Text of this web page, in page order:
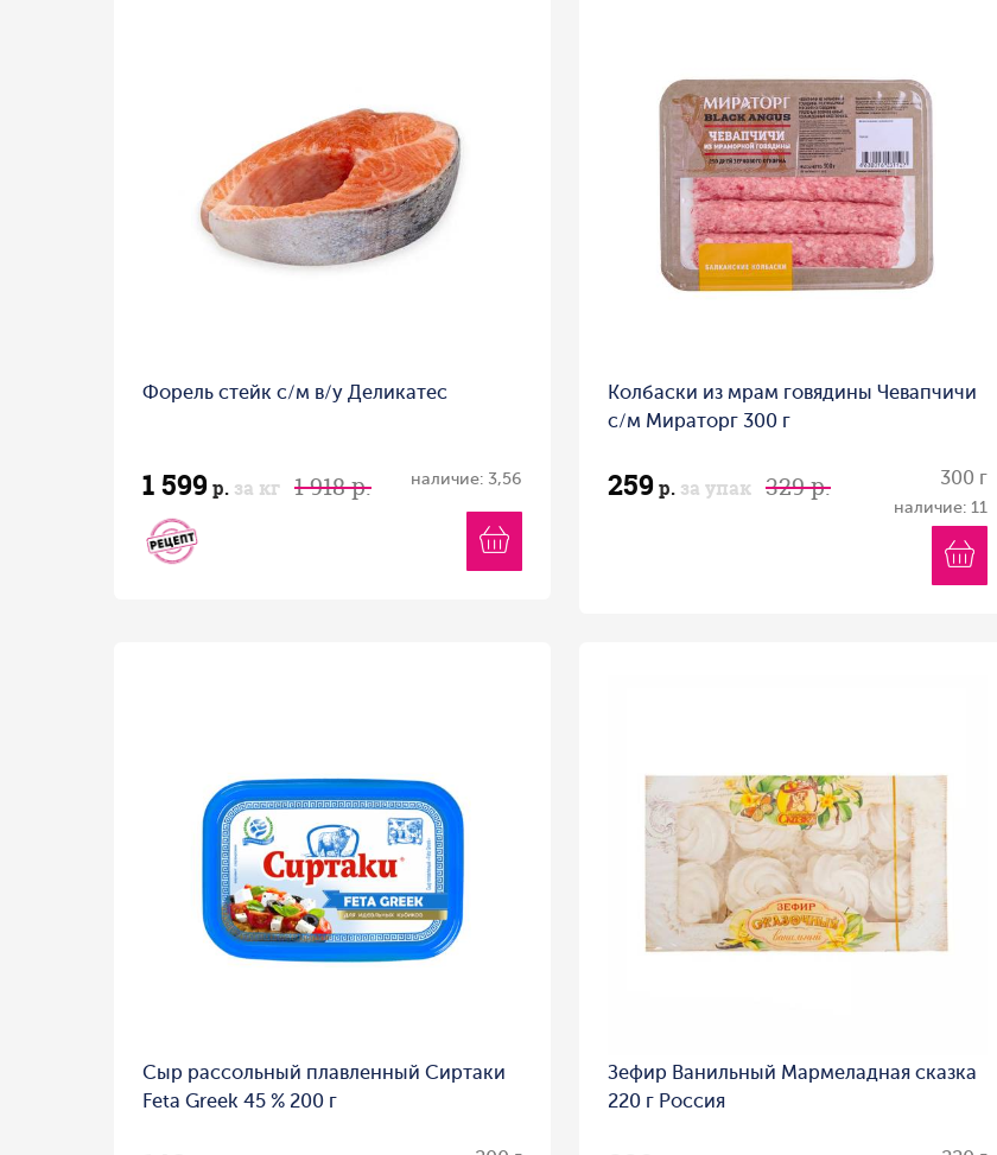
Форель стейк с/м в/у Деликатес
1 599р. за кг 1 918 р. наличие: 3,56
Колбаски из мрам говядины Чевапчичи
с/м Мираторг 300 г
259р. за упак 329 р. 300 г
наличие: 11
Сыр рассольный плавленный Сиртаки
Feta Greek 45 % 200 г
Зефир Ванильный Мармеладная сказка
220 г Россия